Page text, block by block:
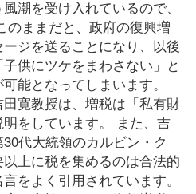
潮を受け入れているので、
のままだと、政府の復興増
ジを送ることになり、以後
子供にツケをまわさない」と
能となってしまいます。
寛教授は、増税は「私有財
をしています。 また、吉
代大統領のカルビン・ク
上に税を集めるのは合法的
をよく引用されています。